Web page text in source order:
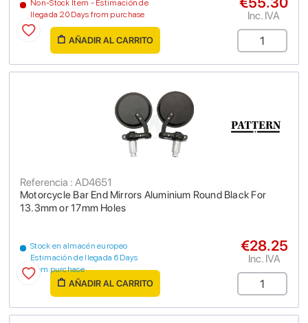
Non-Stock Item - Estimación de
llegada 20 Days from purchase
Inc. IVA
AÑADIR AL CARRITO
Motorcycle Bar End Mirrors Aluminium Round Black For
13.3mm or 17mm Holes
Referencia : AD4651
Stock en almacén europeo
Estimación de llegada 6 Days
from purchase
€28.25
Inc. IVA
AÑADIR AL CARRITO